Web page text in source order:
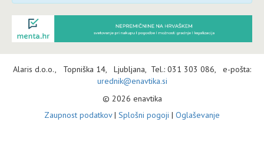
Alaris d.o.o., Topniška 14, Ljubljana, Tel.: 031 303 086, e-pošta:
urednik@enavtika.si
© 2026 enavtika
Zaupnost podatkov| Splošni pogoji | Oglaševanje